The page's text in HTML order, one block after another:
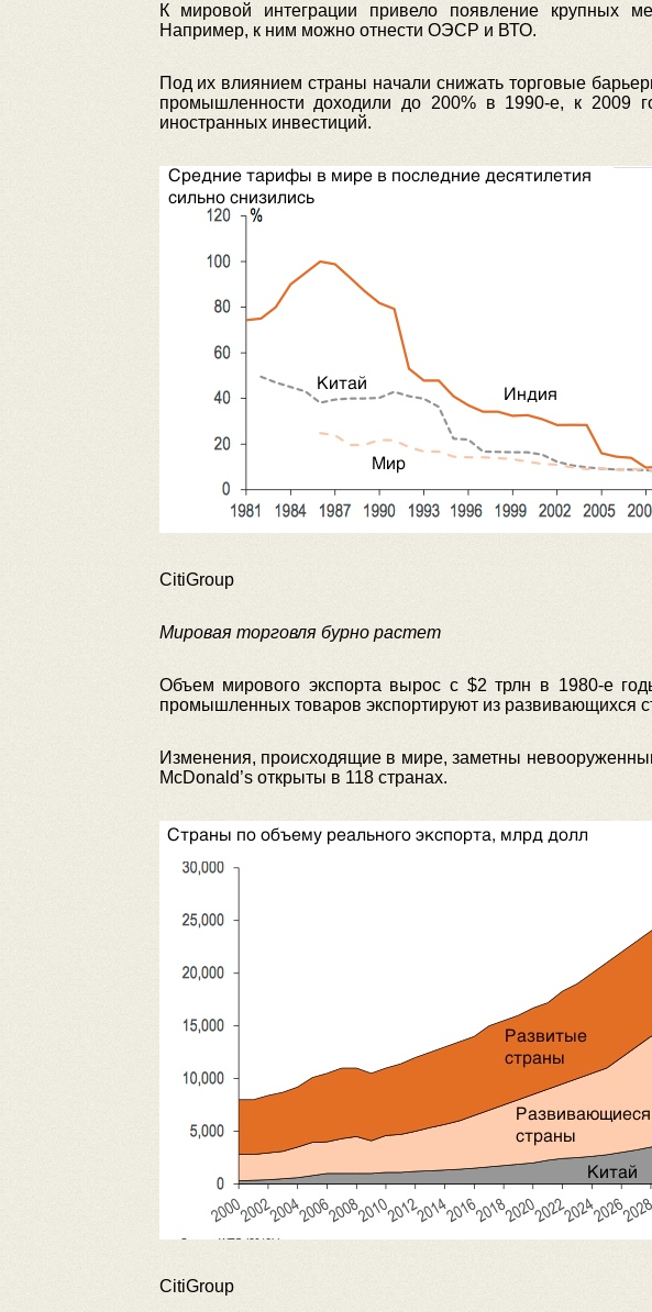
К мировой интеграции привело появление крупных
Например, к ним можно отнести ОЭСР и ВТО.
Под их влиянием страны начали снижать торговые
промышленности доходили до 200% в 1990-е, к 2009
иностранных инвестиций.
CitiGroup
Мировая торговля бурно растет
Объем мирового экспорта вырос с $2 трлн в 1980-е
промышленных товаров экспортируют из развивающихся
Изменения, происходящие в мире, заметны
McDonald’s открыты в 118 странах.
CitiGroup